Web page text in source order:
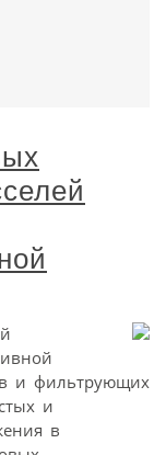
и фильтрующих
и
в